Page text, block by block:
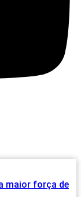
maior força de